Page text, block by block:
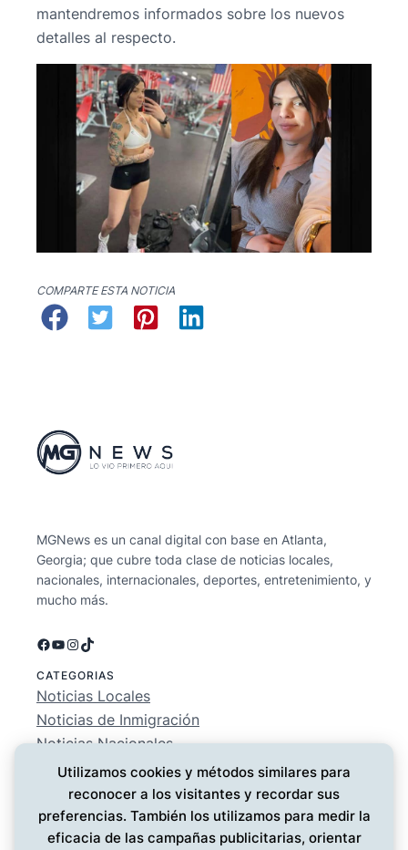
mantendremos informados sobre los nuevos
detalles al respecto.
COMPARTE ESTA NOTICIA
MGNews es un canal digital con base en Atlanta,
Georgia; que cubre toda clase de noticias locales,
nacionales, internacionales, deportes, entretenimiento, y
mucho más.
Facebook
YouTube
Instagram
TikTok
CATEGORIAS
Noticias Locales
Noticias de Inmigración
Noticias Nacionales
Deportes
Entretenimiento
EMPRESA
Conócenos
Utilizamos cookies y métodos similares para
reconocer a los visitantes y recordar sus
preferencias. También los utilizamos para medir la
eficacia de las campañas publicitarias, orientar